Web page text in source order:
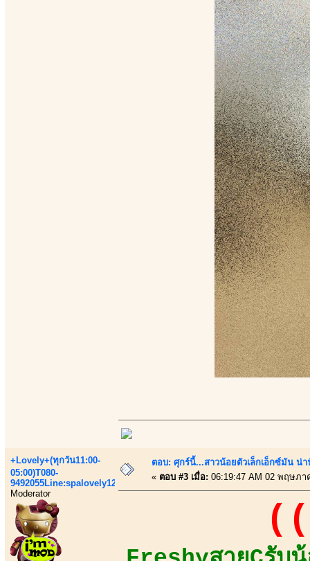
+Lovely+(ทุกวัน11:00-
05:00)T080-
9492055Line:spalovely123
Moderator
ตอบ: ศุกร์นี้...สาวน้อยตัวเล็กเอ็กซ์มัน น่
« ตอบ #3 เมื่อ: 06:19:47 AM 02 พฤษภา